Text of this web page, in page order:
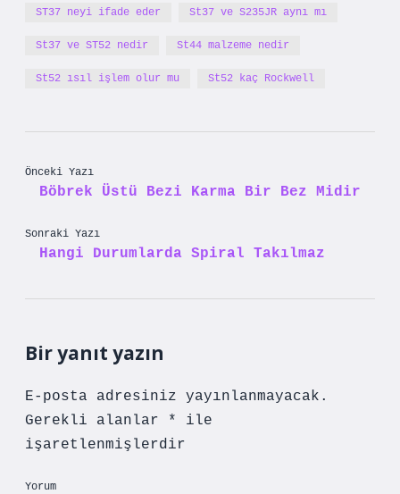
ST37 neyi ifade eder St37 ve S235JR aynı mı
St37 ve ST52 nedir St44 malzeme nedir
St52 ısıl işlem olur mu St52 kaç Rockwell
Önceki Yazı
Böbrek Üstü Bezi Karma Bir Bez Midir
Sonraki Yazı
Hangi Durumlarda Spiral Takılmaz
Bir yanıt yazın
E-posta adresiniz yayınlanmayacak.
Gerekli alanlar
*
ile
işaretlenmişlerdir
Yorum